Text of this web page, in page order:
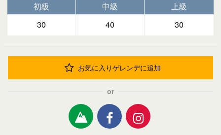
初級
中級
上級
30
40 30
お気に入りゲレンデに追加
or